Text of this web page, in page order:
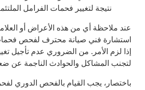
نتيجة لتغيير فحمات الفرامل
عند ملاحظة أي من هذه الأعراض أو
استشارة فني صيانة محترف لفحص فحمات
إذا لزم الأمر. من الضروري عدم تأجيل
لتجنب المشاكل والحوادث الناجمة عن
باختصار، يجب القيام بالفحص الدوري